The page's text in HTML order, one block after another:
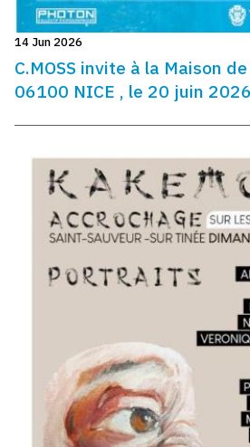
14 Jun 2026
C.MOSS invite à la Maison
06100 NICE , le 20 juin 2026